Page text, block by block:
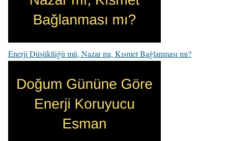
Enerji Düşüklüğü mü, Nazar mı, Kısmet Bağlanması mı?